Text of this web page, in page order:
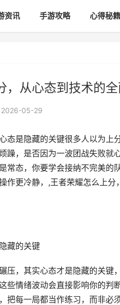
资讯 手游攻略 心得秘籍
，从心态到技术的
2026-05-29
态是隐藏的关键很多人以为
躁，是否因为一波团战失败
常态，你要学会接纳不完美的
作更冷静，,王者荣耀怎么上
藏的关键
压，其实心态才是隐藏的关
些情绪波动会直接影响你的
把每一局都当作练习，而非